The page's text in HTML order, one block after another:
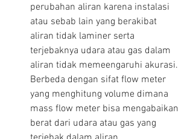
perubahan aliran karena instalasi
atau sebab lain yang berakibat
aliran tidak laminer serta
terjebaknya udara atau gas dalam
aliran tidak memeengaruhi akurasi.
Berbeda dengan sifat flow meter
yang menghitung volume dimana
mass flow meter bisa mengabaikan
berat dari udara atau gas yang